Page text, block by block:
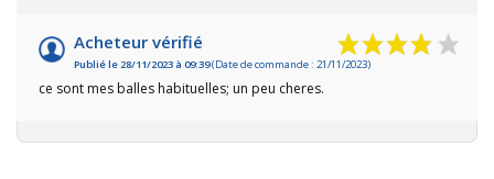
Acheteur vérifié
Publié le 28/11/2023 à 09:39(Date de commande : 21/11/2023)
ce sont mes balles habituelles; un peu cheres.